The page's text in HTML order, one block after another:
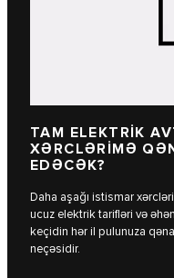
TAM ELEKTRİK
XƏRCLƏRİMƏ
EDƏCƏK?
Daha aşağı istismar
ucuz elektrik tarifləri və
keçidin hər il pulunuza
neçəsidir.